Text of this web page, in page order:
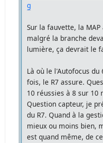
g
Sur la fauvette, la
malgré la branche
lumière, ça devrait le
Là où le l'Autofocus du
fois, le R7 assure.
10 réussies à 8 sur 10
Question capteur, je
du R7. Quand à la
mieux ou moins bien,
est quand même, de